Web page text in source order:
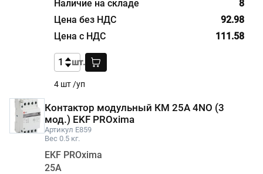
8
4 шт /уп
92.98
111.58
шт.
Контактор модульный КМ 25А 4NО (3
мод.) EKF PROxima
Артикул E859
Вес 0.5 кг.
EKF PROxima
25А